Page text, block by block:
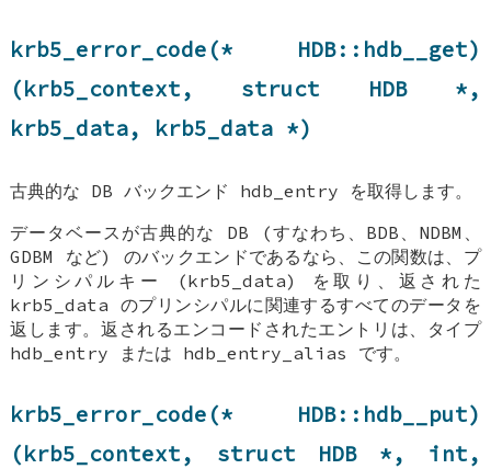
krb5_error_code(* HDB::hdb__get)
(krb5_context, struct
HDB*,
krb5_data, krb5_data *)
古典的な DB バックエンド hdb_entry を取得します。
データベースが古典的な DB (すなわち、BDB、NDBM、
GDBM など) のバックエンドであるなら、この関数は、プ
リンシパルキー (krb5_data) を取り、返された
krb5_data のプリンシパルに関連するすべてのデータを
返します。返されるエンコードされたエントリは、タイプ
hdb_entry または hdb_entry_alias です。
krb5_error_code(* HDB::hdb__put)
(krb5_context, struct HDB *, int,